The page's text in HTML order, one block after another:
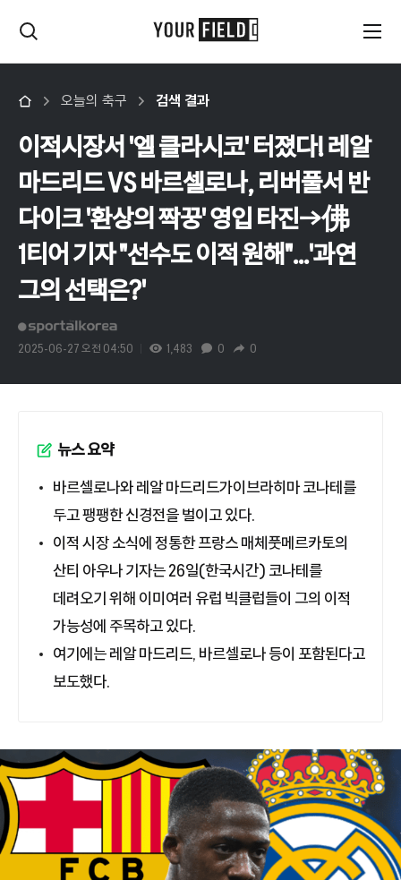
오늘의 축구 검색 결과
이적시장서 '엘 클라시코' 터졌다! 레알
마드리드 VS 바르셀로나, 리버풀서 반
다이크 '환상의 짝꿍' 영입 타진→佛
1티어 기자 "선수도 이적 원해"...'과연
그의 선택은?'
2025-06-27 오전 04:50 1,483 0 0
뉴스 요약
바르셀로나와 레알 마드리드가이브라히마 코나테를
두고 팽팽한 신경전을 벌이고 있다.
이적 시장 소식에 정통한 프랑스 매체풋메르카토의
산티 아우나 기자는 26일(한국시간) 코나테를
데려오기 위해 이미여러 유럽 빅클럽들이 그의 이적
가능성에 주목하고 있다.
여기에는 레알 마드리드, 바르셀로나 등이 포함된다고
보도했다.